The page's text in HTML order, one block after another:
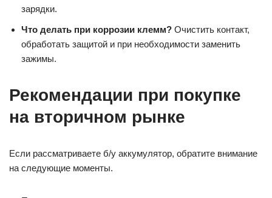
зарядки.
Что делать при коррозии клемм? Очистить контакт,
обработать защитой и при необходимости заменить
зажимы.
Рекомендации при покупке
на вторичном рынке
Если рассматриваете б/у аккумулятор, обратите внимание
на следующие моменты.